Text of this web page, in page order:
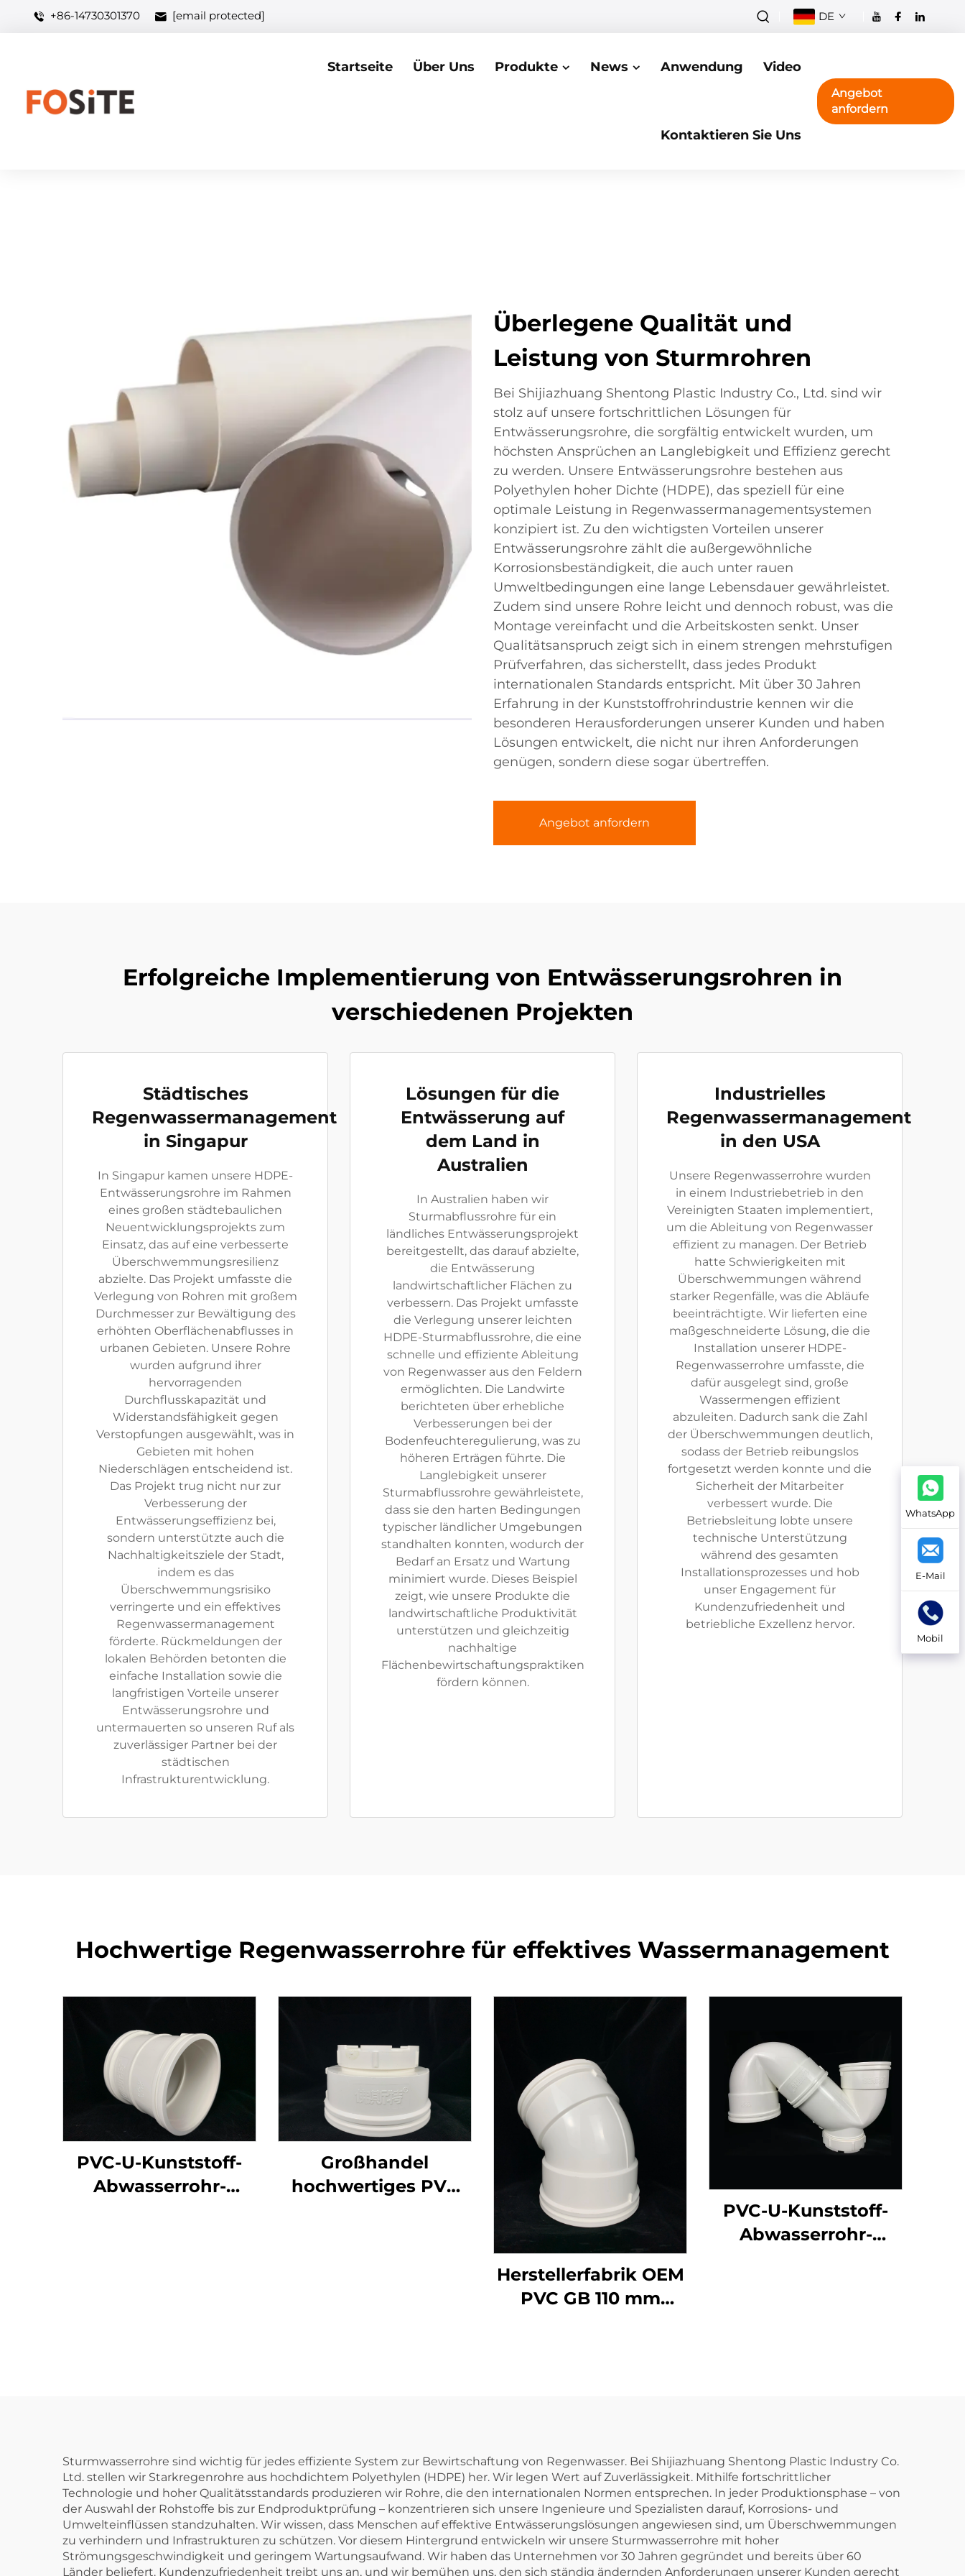
+86-14730301370 [email protected] DE
Startseite Über Uns Produkte News Anwendung Video
Kontaktieren Sie Uns
Angebot
anfordern
Überlegene Qualität und
Leistung von Sturmrohren
Bei Shijiazhuang Shentong Plastic Industry Co., Ltd. sind wir
stolz auf unsere fortschrittlichen Lösungen für
Entwässerungsrohre, die sorgfältig entwickelt wurden, um
höchsten Ansprüchen an Langlebigkeit und Effizienz gerecht
zu werden. Unsere Entwässerungsrohre bestehen aus
Polyethylen hoher Dichte (HDPE), das speziell für eine
optimale Leistung in Regenwassermanagementsystemen
konzipiert ist. Zu den wichtigsten Vorteilen unserer
Entwässerungsrohre zählt die außergewöhnliche
Korrosionsbeständigkeit, die auch unter rauen
Umweltbedingungen eine lange Lebensdauer gewährleistet.
Zudem sind unsere Rohre leicht und dennoch robust, was die
Montage vereinfacht und die Arbeitskosten senkt. Unser
Qualitätsanspruch zeigt sich in einem strengen mehrstufigen
Prüfverfahren, das sicherstellt, dass jedes Produkt
internationalen Standards entspricht. Mit über 30 Jahren
Erfahrung in der Kunststoffrohrindustrie kennen wir die
besonderen Herausforderungen unserer Kunden und haben
Lösungen entwickelt, die nicht nur ihren Anforderungen
genügen, sondern diese sogar übertreffen.
Angebot anfordern
Erfolgreiche Implementierung von Entwässerungsrohren in
verschiedenen Projekten
Städtisches
Regenwassermanagement
in Singapur
In Singapur kamen unsere HDPE-
Entwässerungsrohre im Rahmen
eines großen städtebaulichen
Neuentwicklungsprojekts zum
Einsatz, das auf eine verbesserte
Überschwemmungsresilienz
abzielte. Das Projekt umfasste die
Verlegung von Rohren mit großem
Durchmesser zur Bewältigung des
erhöhten Oberflächenabflusses in
urbanen Gebieten. Unsere Rohre
wurden aufgrund ihrer
hervorragenden
Durchflusskapazität und
Widerstandsfähigkeit gegen
Verstopfungen ausgewählt, was in
Gebieten mit hohen
Niederschlägen entscheidend ist.
Das Projekt trug nicht nur zur
Verbesserung der
Entwässerungseffizienz bei,
sondern unterstützte auch die
Nachhaltigkeitsziele der Stadt,
indem es das
Überschwemmungsrisiko
verringerte und ein effektives
Regenwassermanagement
förderte. Rückmeldungen der
lokalen Behörden betonten die
einfache Installation sowie die
langfristigen Vorteile unserer
Entwässerungsrohre und
untermauerten so unseren Ruf als
zuverlässiger Partner bei der
städtischen
Infrastrukturentwicklung.
Lösungen für die
Entwässerung auf
dem Land in
Australien
In Australien haben wir
Sturmabflussrohre für ein
ländliches Entwässerungsprojekt
bereitgestellt, das darauf abzielte,
die Entwässerung
landwirtschaftlicher Flächen zu
verbessern. Das Projekt umfasste
die Verlegung unserer leichten
HDPE-Sturmabflussrohre, die eine
schnelle und effiziente Ableitung
von Regenwasser aus den Feldern
ermöglichten. Die Landwirte
berichteten über erhebliche
Verbesserungen bei der
Bodenfeuchteregulierung, was zu
höheren Erträgen führte. Die
Langlebigkeit unserer
Sturmabflussrohre gewährleistete,
dass sie den harten Bedingungen
typischer ländlicher Umgebungen
standhalten konnten, wodurch der
Bedarf an Ersatz und Wartung
minimiert wurde. Dieses Beispiel
zeigt, wie unsere Produkte die
landwirtschaftliche Produktivität
unterstützen und gleichzeitig
nachhaltige
Flächenbewirtschaftungspraktiken
fördern können.
Industrielles
Regenwassermanagement
in den USA
Unsere Regenwasserrohre wurden
in einem Industriebetrieb in den
Vereinigten Staaten implementiert,
um die Ableitung von Regenwasser
effizient zu managen. Der Betrieb
hatte Schwierigkeiten mit
Überschwemmungen während
starker Regenfälle, was die Abläufe
beeinträchtigte. Wir lieferten eine
maßgeschneiderte Lösung, die die
Installation unserer HDPE-
Regenwasserrohre umfasste, die
dafür ausgelegt sind, große
Wassermengen effizient
abzuleiten. Dadurch sank die Zahl
der Überschwemmungen deutlich,
sodass der Betrieb reibungslos
fortgesetzt werden konnte und die
Sicherheit der Mitarbeiter
verbessert wurde. Die
Betriebsleitung lobte unsere
technische Unterstützung
während des gesamten
Installationsprozesses und hob
unser Engagement für
Kundenzufriedenheit und
betriebliche Exzellenz hervor.
Hochwertige Regenwasserrohre für effektives Wassermanagement
PVC-U-Kunststoff-
Abwasserrohr-
Großhandel
hochwertiges PVC
Herstellerfabrik OEM
PVC GB 110 mm
PVC-U-Kunststoff-
Abwasserrohr-
Sturmwasserrohre sind wichtig für jedes effiziente System zur Bewirtschaftung von Regenwasser. Bei Shijiazhuang Shentong Plastic Industry Co.
Ltd. stellen wir Starkregenrohre aus hochdichtem Polyethylen (HDPE) her. Wir legen Wert auf Zuverlässigkeit. Mithilfe fortschrittlicher
Technologie und hoher Qualitätsstandards produzieren wir Rohre, die den internationalen Normen entsprechen. In jeder Produktionsphase – von
der Auswahl der Rohstoffe bis zur Endproduktprüfung – konzentrieren sich unsere Ingenieure und Spezialisten darauf, Korrosions- und
Umwelteinflüssen standzuhalten. Wir wissen, dass Menschen auf effektive Entwässerungslösungen angewiesen sind, um Überschwemmungen
zu verhindern und Infrastrukturen zu schützen. Vor diesem Hintergrund entwickeln wir unsere Sturmwasserrohre mit hoher
Strömungsgeschwindigkeit und geringem Wartungsaufwand. Wir haben das Unternehmen vor 30 Jahren gegründet und bereits über 60
Länder beliefert. Kundenzufriedenheit treibt uns an, und wir bemühen uns, den sich ständig ändernden Anforderungen unserer Kunden gerecht
WhatsApp
E-Mail
Mobil